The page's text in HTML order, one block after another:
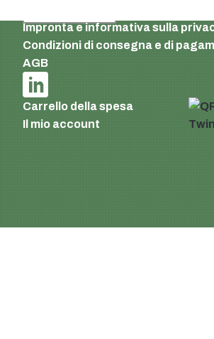
Impronta e informativa sulla
Condizioni di consegna e di
AGB
Carrello della spesa
Il mio account